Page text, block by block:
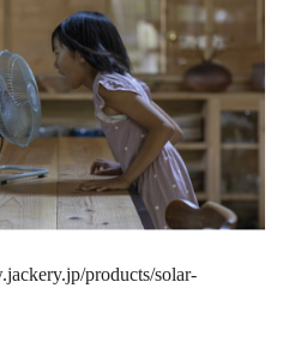
products/solar-